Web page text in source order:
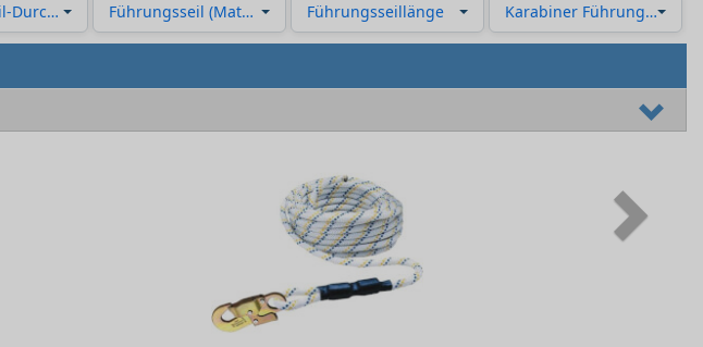
Durchmesser Führungsseil (Material) Führungsseillänge Karabiner Führungsseil